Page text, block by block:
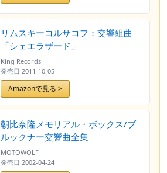
リムスキーコルサコフ：交響組曲
「シェエラザード」
King Records
発売日 2011-10-05
Amazonで見る >
朝比奈隆メモリアル・ボックス/ブ
ルックナー交響曲全集
MOTOWOLF
発売日 2002-04-24